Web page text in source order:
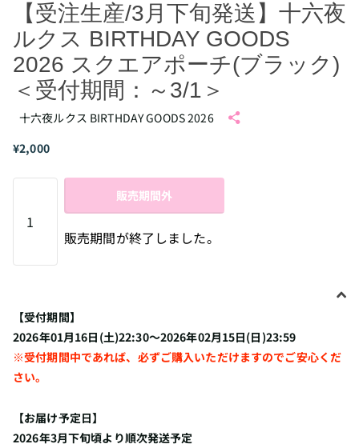
【受注生産/3月下旬発送】十六夜
ルクス BIRTHDAY GOODS
2026 スクエアポーチ(ブラック)
＜受付期間：～3/1＞
十六夜ルクス BIRTHDAY GOODS 2026
¥2,000
販売期間外
販売期間が終了しました。
【受付期間】
2026年01月16日(土)22:30～2026年02月15日(日)23:59
※受付期間中であれば、必ずご購入いただけますのでご安心くだ
さい。
【お届け予定日】
2026年3月下旬頃より順次発送予定